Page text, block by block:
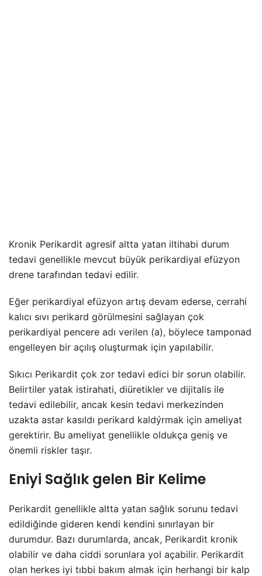
Kronik Perikardit agresif altta yatan iltihabi durum
tedavi genellikle mevcut büyük perikardiyal efüzyon
drene tarafından tedavi edilir.
Eğer perikardiyal efüzyon artış devam ederse, cerrahi
kalıcı sıvı perikard görülmesini sağlayan çok
perikardiyal pencere adı verilen (a), böylece tamponad
engelleyen bir açılış oluşturmak için yapılabilir.
Sıkıcı Perikardit çok zor tedavi edici bir sorun olabilir.
Belirtiler yatak istirahati, diüretikler ve dijitalis ile
tedavi edilebilir, ancak kesin tedavi merkezinden
uzakta astar kasıldı perikard kaldýrmak için ameliyat
gerektirir. Bu ameliyat genellikle oldukça geniş ve
önemli riskler taşır.
Eniyi Sağlık gelen Bir Kelime
Perikardit genellikle altta yatan sağlık sorunu tedavi
edildiğinde gideren kendi kendini sınırlayan bir
durumdur. Bazı durumlarda, ancak, Perikardit kronik
olabilir ve daha ciddi sorunlara yol açabilir. Perikardit
olan herkes iyi tıbbi bakım almak için herhangi bir kalp